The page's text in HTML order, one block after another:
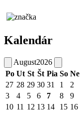
Kalendár
August2026
Po Ut St Št Pia So Ne
27 28 29 30 31 1
2
3
4 5 6 7 8
9
10 11 12 13 14 15 16